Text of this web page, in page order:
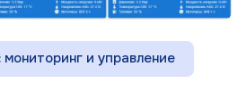
и управление